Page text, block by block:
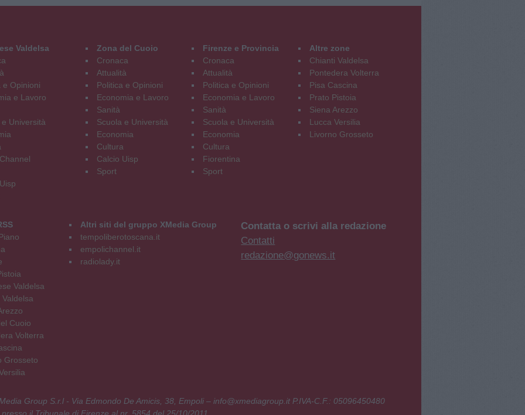
Valdelsa
e Opinioni
e Lavoro
e Università
Zona del Cuoio
Cronaca
Attualità
Politica e Opinioni
Economia e Lavoro
Sanità
Scuola e Università
Economia
Cultura
Calcio Uisp
Sport
Firenze e Provincia
Cronaca
Attualità
Politica e Opinioni
Economia e Lavoro
Sanità
Scuola e Università
Economia
Cultura
Fiorentina
Sport
Altre zone
Chianti Valdelsa
Pontedera Volterra
Pisa Cascina
Prato Pistoia
Siena Arezzo
Lucca Versilia
Livorno Grosseto
Valdelsa
Valdelsa
Cuoio
Volterra
Grosseto
Altri siti del gruppo XMedia Group
tempoliberotoscana.it
empolichannel.it
radiolady.it
Contatta o scrivi alla redazione
Contatti
redazione@gonews.it
Group S.r.l - Via Edmondo De Amicis, 38, Empoli – info@xmediagroup.it P.IVA-C.F.: 05096450480